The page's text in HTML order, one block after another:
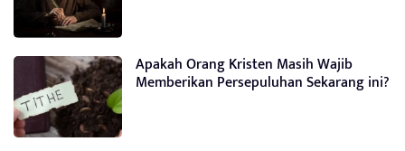
Apakah Orang Kristen Masih Wajib
Memberikan Persepuluhan Sekarang ini?